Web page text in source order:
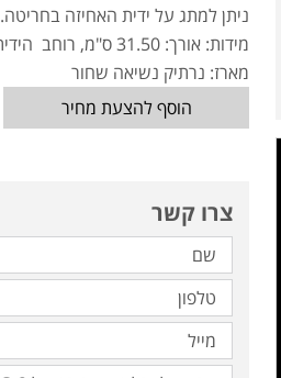
ניתן למתג על ידית האחיזה בחריטה.
מידות: אורך: 31.50 ס"מ, רוחב הידית 3.50 ס"מ
מארז: נרתיק נשיאה שחור
הוסף להצעת מחיר
צרו קשר